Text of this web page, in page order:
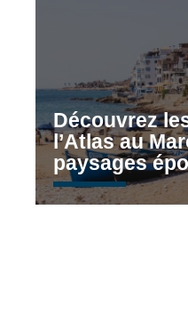
Découvrez
l’Atlas au
paysages